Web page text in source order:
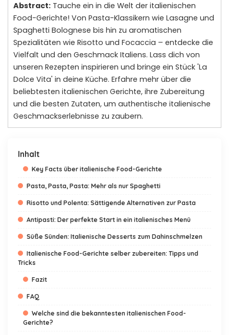
Abstract: Tauche ein in die Welt der italienischen
Food-Gerichte! Von Pasta-Klassikern wie Lasagne und
Spaghetti Bolognese bis hin zu aromatischen
Spezialitäten wie Risotto und Focaccia – entdecke die
Vielfalt und den Geschmack Italiens. Lass dich von
unseren Rezepten inspirieren und bringe ein Stück 'La
Dolce Vita' in deine Küche. Erfahre mehr über die
beliebtesten italienischen Gerichte, ihre Zubereitung
und die besten Zutaten, um authentische italienische
Geschmackserlebnisse zu zaubern.
Inhalt
Key Facts über italienische Food-Gerichte
Pasta, Pasta, Pasta: Mehr als nur Spaghetti
Risotto und Polenta: Sättigende Alternativen zur Pasta
Antipasti: Der perfekte Start in ein italienisches Menü
Süße Sünden: Italienische Desserts zum Dahinschmelzen
Italienische Food-Gerichte selber zubereiten: Tipps und
Tricks
Fazit
FAQ
Welche sind die bekanntesten italienischen Food-
Gerichte?